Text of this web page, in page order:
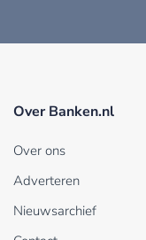
Over Banken.nl
Over ons
Adverteren
Nieuwsarchief